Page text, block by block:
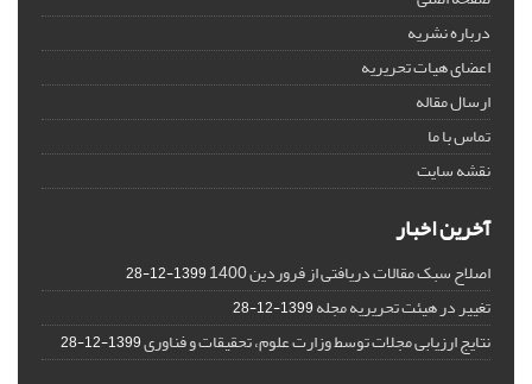
درباره نشریه
اعضای هیات تحریریه
ارسال مقاله
تماس با ما
نقشه سایت
آخرین اخبار
اصلاح سبک مقالات دریافتی از فروردین 1400 1399-12-28
تغییر در هیئت تحریریه مجله1399-12-28
نتایج ارزیابی مجلات توسط وزارت علوم، تحقیقات و فناوری1399-12-28